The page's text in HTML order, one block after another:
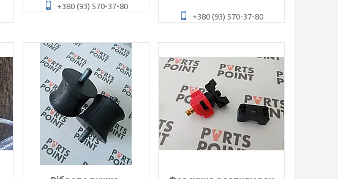
+380 (93) 570-37-80
+380 (93) 570-37-80